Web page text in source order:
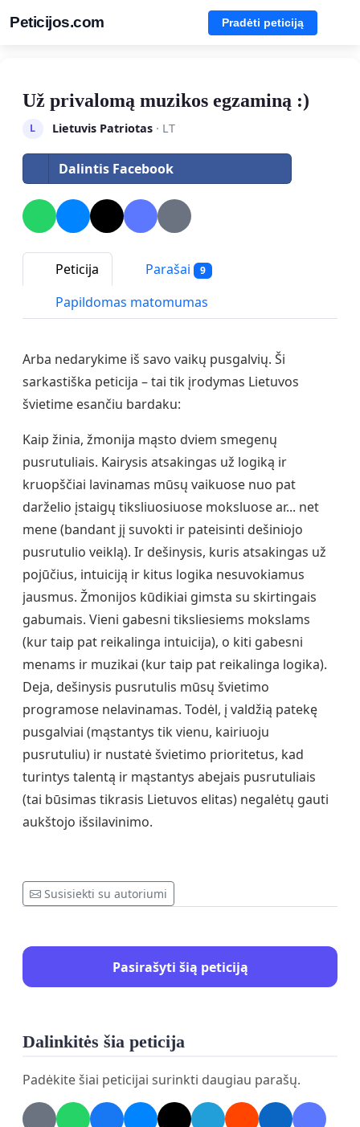
Peticijos.com Pradėti peticiją
Už privalomą muzikos egzaminą :)
L Lietuvis Patriotas· LT
Dalintis Facebook
Peticija Parašai 9
Papildomas matomumas
Arba nedarykime iš savo vaikų pusgalvių. Ši
sarkastiška peticija – tai tik įrodymas Lietuvos
švietime esančiu bardaku:
Kaip žinia, žmonija mąsto dviem smegenų
pusrutuliais. Kairysis atsakingas už logiką ir
kruopščiai lavinamas mūsų vaikuose nuo pat
darželio įstaigų tiksliuosiuose moksluose ar... net
mene (bandant jį suvokti ir pateisinti dešiniojo
pusrutulio veiklą). Ir dešinysis, kuris atsakingas už
pojūčius, intuiciją ir kitus logika nesuvokiamus
jausmus. Žmonijos kūdikiai gimsta su skirtingais
gabumais. Vieni gabesni tiksliesiems mokslams
(kur taip pat reikalinga intuicija), o kiti gabesni
menams ir muzikai (kur taip pat reikalinga logika).
Deja, dešinysis pusrutulis mūsų švietimo
programose nelavinamas. Todėl, į valdžią patekę
pusgalviai (mąstantys tik vienu, kairiuoju
pusrutuliu) ir nustatė švietimo prioritetus, kad
turintys talentą ir mąstantys abejais pusrutuliais
(tai būsimas tikrasis Lietuvos elitas) negalėtų gauti
aukštojo išsilavinimo.
Susisiekti su autoriumi
Pasirašyti šią peticiją
Dalinkitės šia peticija
Padėkite šiai peticijai surinkti daugiau parašų.